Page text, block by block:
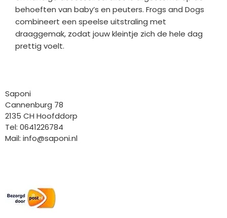
behoeften van baby’s en peuters. Frogs and Dogs
combineert een speelse uitstraling met
draaggemak, zodat jouw kleintje zich de hele dag
prettig voelt.
Saponi
Cannenburg 78
2135 CH Hoofddorp
Tel: 0641226784
Mail: info@saponi.nl